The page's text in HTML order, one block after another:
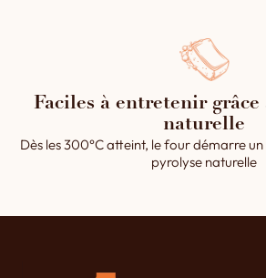
Faciles à entretenir grâce
naturelle
Dès les 300°C atteint, le four démarre
pyrolyse naturelle